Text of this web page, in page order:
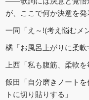
が、ここで何か決意を
一同「え～!(考え悩むメ
橘「お風呂上がりに柔軟
上西「私も腹筋、柔軟
飯田「自分磨きノート
トに切り貼りする」